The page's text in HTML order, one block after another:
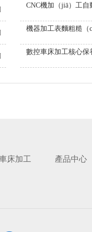
CNC機加（jiā）工
床加工 產品中心